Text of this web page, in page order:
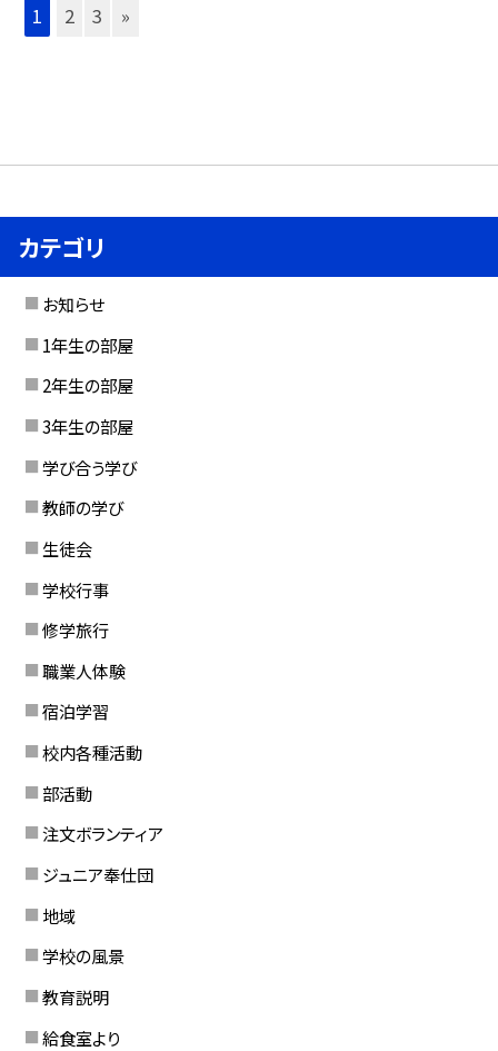
1 2 3 »
カテゴリ
お知らせ
1年生の部屋
2年生の部屋
3年生の部屋
学び合う学び
教師の学び
生徒会
学校行事
修学旅行
職業人体験
宿泊学習
校内各種活動
部活動
注文ボランティア
ジュニア奉仕団
地域
学校の風景
教育説明
給食室より